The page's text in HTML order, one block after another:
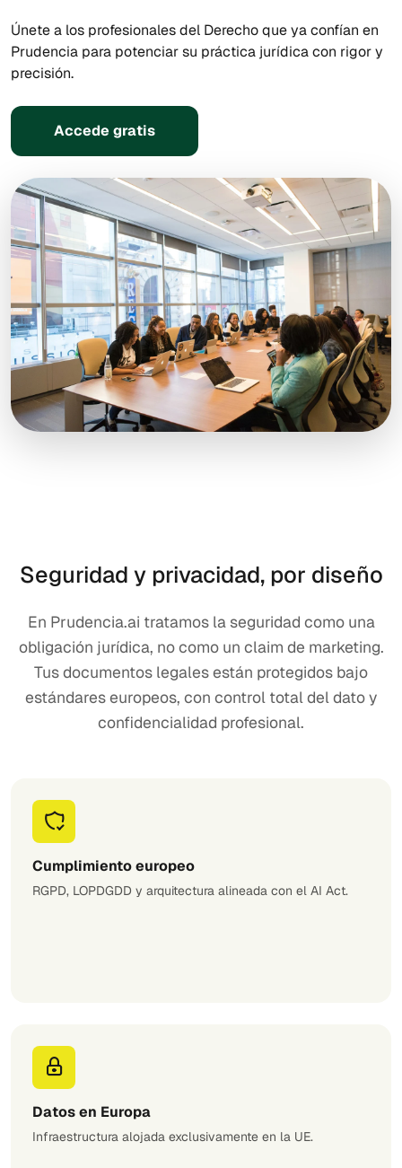
Únete a los profesionales del Derecho que ya confían en
Prudencia para potenciar su práctica jurídica con rigor y
precisión.
Accede gratis
Seguridad y privacidad, por diseño
En Prudencia.ai tratamos la seguridad como una
obligación jurídica, no como un claim de marketing.
Tus documentos legales están protegidos bajo
estándares europeos, con control total del dato y
confidencialidad profesional.
Cumplimiento europeo
RGPD, LOPDGDD y arquitectura alineada con el AI Act.
Datos en Europa
Infraestructura alojada exclusivamente en la UE.